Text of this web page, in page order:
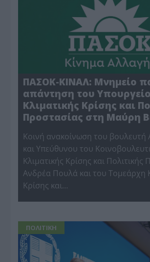
ΠΑΣΟΚ-ΚΙΝΑΛ: Μνημείο
απάντηση του
Κλιματικής Κρίσης και
Προστασίας στη Μαύρη
Κοινή ανακοίνωση του βουλευτή
και Υπεύθυνου του
Κλιματικής Κρίσης και Πολιτικής
Ανδρέα Πουλά και του Τομεάρχη
Κρίσης και…
ΠΟΛΙΤΙΚΗ